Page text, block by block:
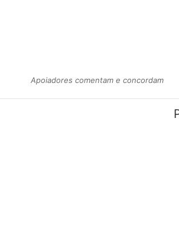
Apoiadores comentam e concordam